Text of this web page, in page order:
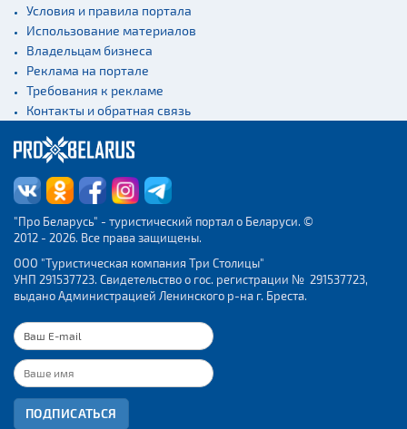
Условия и правила портала
Использование материалов
Владельцам бизнеса
Реклама на портале
Требования к рекламе
Контакты и обратная связь
"Про Беларусь" - туристический портал о Беларуси. ©
2012 - 2026. Все права защищены.
ООО "Туристическая компания Три Столицы"
УНП 291537723. Свидетельство о гос. регистрации № 291537723,
выдано Администрацией Ленинского р-на г. Бреста.
ПОДПИСАТЬСЯ